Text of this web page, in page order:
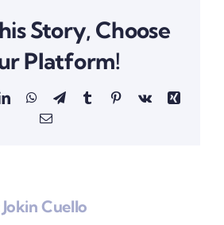
Story, Choose
Platform!
LinkedInWhatsApp
TelegramTumblrPinterestVk
Xing
Correo
Jokin Cuello